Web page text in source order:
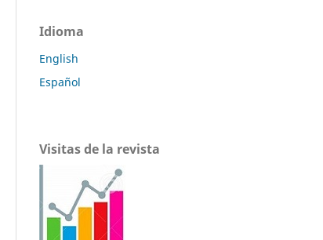
Idioma
English
Español
Visitas de la revista